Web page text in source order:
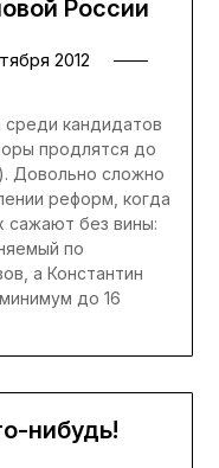
России
2012
среди кандидатов
продлятся до
Довольно сложно
реформ, когда
сажают без вины:
по
а Константин
до 16
нибудь!